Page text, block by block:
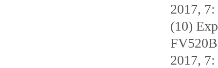
2017,
(10)
2017,